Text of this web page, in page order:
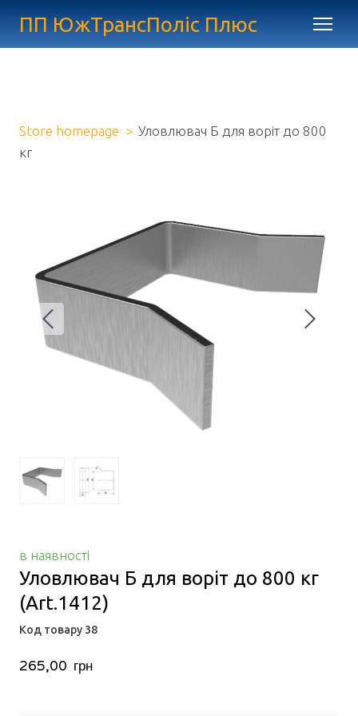
ПП ЮжТрансПоліс Плюс
Store homepage
Уловлювач Б для воріт до 800
кг
в наявності
Уловлювач Б для воріт до 800 кг
(Art.1412)
Код товару 38
265,00  грн